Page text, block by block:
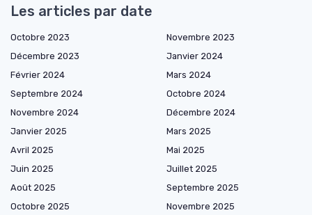
Les articles par date
Octobre 2023
Novembre 2023
Décembre 2023
Janvier 2024
Février 2024
Mars 2024
Septembre 2024
Octobre 2024
Novembre 2024
Décembre 2024
Janvier 2025
Mars 2025
Avril 2025
Mai 2025
Juin 2025
Juillet 2025
Août 2025
Septembre 2025
Octobre 2025
Novembre 2025